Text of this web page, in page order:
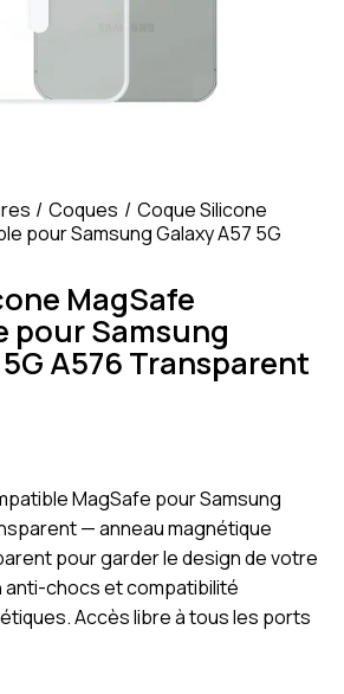
Coques
Coque Silicone
pour Samsung Galaxy A57 5G
MagSafe
pour Samsung
A576 Transparent
MagSafe pour Samsung
— anneau magnétique
pour garder le design de votre
anti-chocs et compatibilité
Accès libre à tous les ports